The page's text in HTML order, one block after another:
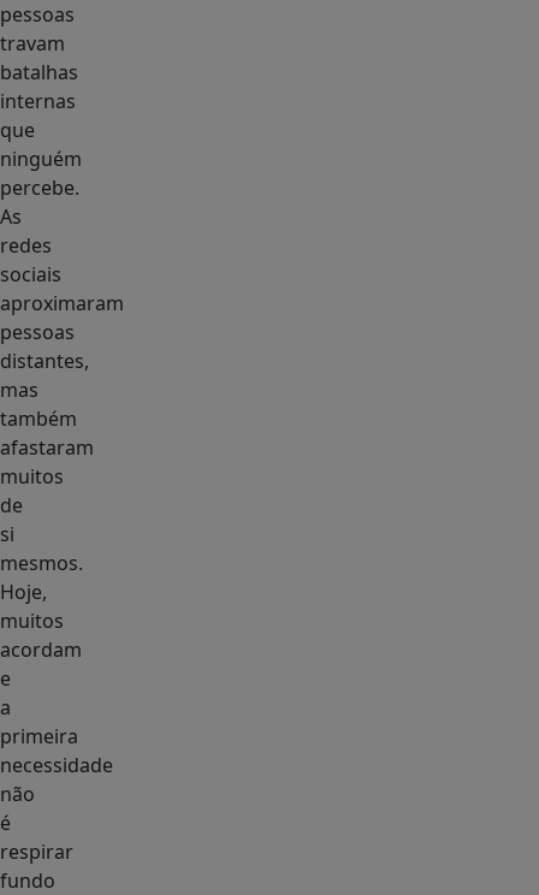
pessoas
travam
batalhas
internas
que
ninguém
percebe.
As
redes
sociais
aproximaram
pessoas
distantes,
mas
também
afastaram
muitos
de
si
mesmos.
Hoje,
muitos
acordam
e
a
primeira
necessidade
não
é
respirar
fundo